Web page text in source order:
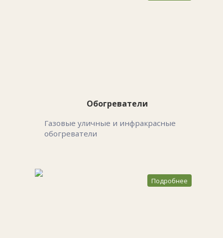
Обогреватели
Газовые уличные и инфракрасные
обогреватели
Подробнее